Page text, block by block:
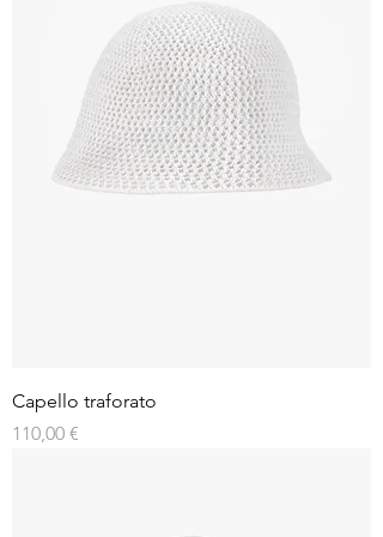
Capello traforato
Prezzo
110,00 €